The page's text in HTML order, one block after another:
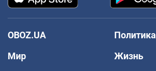
OBOZ.UA
Политика
Мир
Жизнь